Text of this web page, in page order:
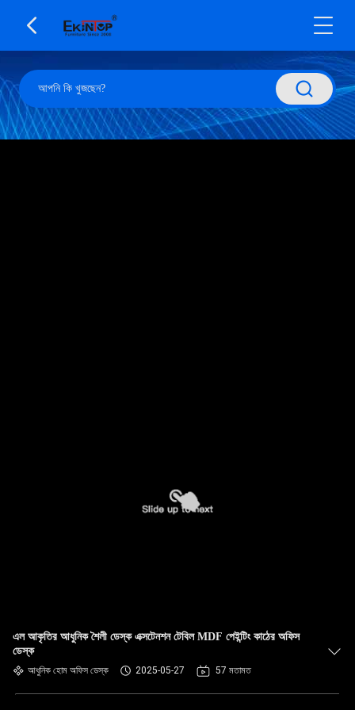
এল আকৃতির আধুনিক শৈলী ডেস্ক এক্সটেনশন টেবিল MDF পেইন্টিং কাঠের অফিস
ডেস্ক
আধুনিক হোম অফিস ডেস্ক 2025-05-27 57 মতামত